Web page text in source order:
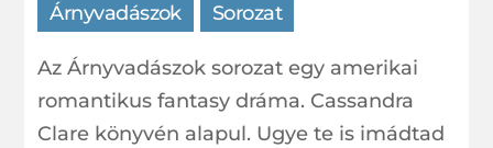
Árnyvadászok Sorozat
Az Árnyvadászok sorozat egy amerikai
romantikus fantasy dráma. Cassandra
Clare könyvén alapul. Ugye te is imádtad